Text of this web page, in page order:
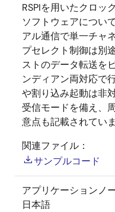
RSPIを用いたクロッ
ソフトウェアについ
アル通信で単一チャ
プセレクト制御は別
ストのデータ転送を
ンディアン両対応で
や割り込み起動は非
受信モードを備え、
意点も記載されていま
関連ファイル：
サンプルコード
アプリケーションノ
日本語